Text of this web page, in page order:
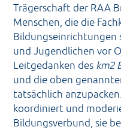
Trägerschaft der RAA
Menschen, die die
Bildungseinrichtungen
und Jugendlichen vor
Leitgedanken des km2
und die oben
tatsächlich
koordiniert und
Bildungsverbund, sie